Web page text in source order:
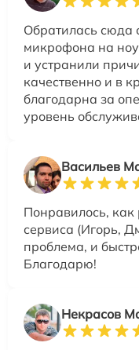
Обратилась сюда
микрофона на
и устранили
качественно и в
благодарна за
уровень
Васильев
Понравилось, как
сервиса (Игорь,
проблема, и
Благодарю!
Некрасов